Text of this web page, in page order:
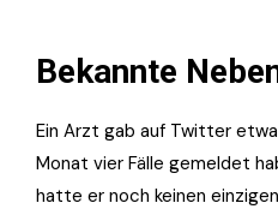
Bekannte
Ein Arzt gab auf Twitter
Monat vier Fälle gemeldet
hatte er noch keinen